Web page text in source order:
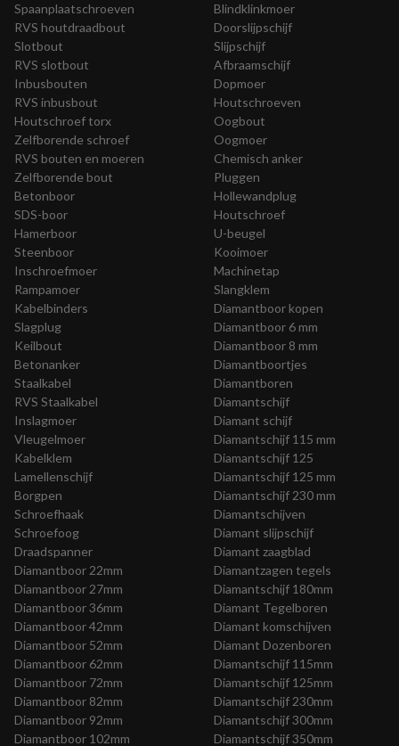
Spaanplaatschroeven
RVS houtdraadbout
Slotbout
RVS slotbout
Inbusbouten
RVS inbusbout
Houtschroef torx
Zelfborende schroef
RVS bouten en moeren
Zelfborende bout
Betonboor
SDS-boor
Hamerboor
Steenboor
Blindklinkmoer
Doorslijpschijf
Slijpschijf
Afbraamschijf
Dopmoer
Houtschroeven
Oogbout
Oogmoer
Chemisch anker
Pluggen
Hollewandplug
Houtschroef
U-beugel
Kooimoer
Inschroefmoer
Rampamoer
Kabelbinders
Slagplug
Keilbout
Betonanker
Staalkabel
RVS Staalkabel
Inslagmoer
Vleugelmoer
Kabelklem
Lamellenschijf
Borgpen
Schroefhaak
Schroefoog
Draadspanner
Machinetap
Slangklem
Diamantboor kopen
Diamantboor 6 mm
Diamantboor 8 mm
Diamantboortjes
Diamantboren
Diamantschijf
Diamant schijf
Diamantschijf 115 mm
Diamantschijf 125
Diamantschijf 125 mm
Diamantschijf 230 mm
Diamantschijven
Diamant slijpschijf
Diamant zaagblad
Diamantboor 22mm
Diamantboor 27mm
Diamantboor 36mm
Diamantboor 42mm
Diamantboor 52mm
Diamantboor 62mm
Diamantboor 72mm
Diamantboor 82mm
Diamantboor 92mm
Diamantboor 102mm
Diamantzagen tegels
Diamantschijf 180mm
Diamant Tegelboren
Diamant komschijven
Diamant Dozenboren
Diamantschijf 115mm
Diamantschijf 125mm
Diamantschijf 230mm
Diamantschijf 300mm
Diamantschijf 350mm